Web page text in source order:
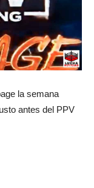
la semana
antes del PPV